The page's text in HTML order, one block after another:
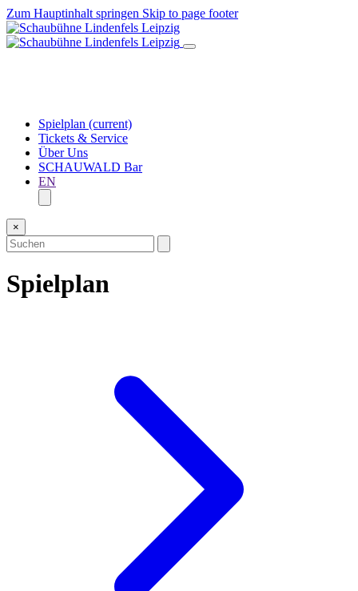
Zum Hauptinhalt springen Skip to page footer
Spielplan (current)
Tickets & Service
Über Uns
SCHAUWALD Bar
EN
×
Spielplan